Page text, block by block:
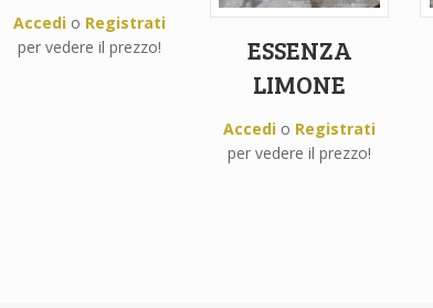
Accedio Registrati
per vedere il prezzo!
ESSENZA
LIMONE
Accedi o Registrati
per vedere il prezzo!